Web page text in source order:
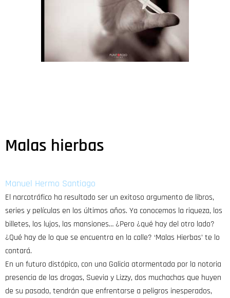
Malas hierbas
Manuel Hermo Santiago
El narcotráfico ha resultado ser un exitoso argumento de libros,
series y películas en los últimos años. Ya conocemos la riqueza, los
billetes, los lujos, las mansiones… ¿Pero ¿qué hay del otro lado?
¿Qué hay de lo que se encuentra en la calle? ‘Malas Hierbas’ te lo
contará.
En un futuro distópico, con una Galicia atormentada por la notoria
presencia de las drogas, Suevia y Lizzy, dos muchachas que huyen
de su pasado, tendrán que enfrentarse a peligros inesperados,